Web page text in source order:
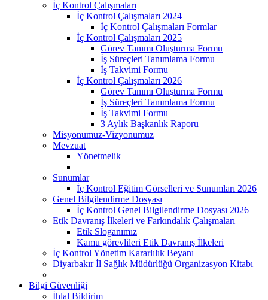
İç Kontrol Çalışmaları
İç Kontrol Çalışmaları 2024
İç Kontrol Çalışmaları Formlar
İç Kontrol Çalışmaları 2025
Görev Tanımı Oluşturma Formu
İş Süreçleri Tanımlama Formu
İş Takvimi Formu
İç Kontrol Çalışmaları 2026
Görev Tanımı Oluşturma Formu
İş Süreçleri Tanımlama Formu
İş Takvimi Formu
3 Aylık Başkanlık Raporu
Misyonumuz-Vizyonumuz
Mevzuat
Yönetmelik
Sunumlar
İç Kontrol Eğitim Görselleri ve Sunumları 2026
Genel Bilgilendirme Dosyası
İç Kontrol Genel Bilgilendirme Dosyası 2026
Etik Davranış İlkeleri ve Farkındalık Çalışmaları
Etik Sloganımız
Kamu görevlileri Etik Davranış İlkeleri
İç Kontrol Yönetim Kararlılık Beyanı
Diyarbakır İl Sağlık Müdürlüğü Organizasyon Kitabı
Bilgi Güvenliği
İhlal Bildirim